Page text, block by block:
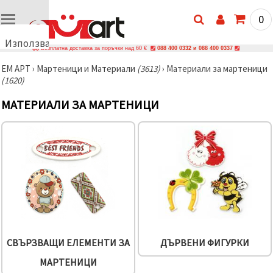
Използваме
🍪
Използваме
и подобни
технологии,
за да
правилната
работа на
подобрим
твоето
изживяване
и, с твое
съгласие,
трафика и
да
показваме
0
Безплатна доставка за поръчки над 60 € 088 400 0332 и 088 400 0337
ЕМ АРТ › Мартеници и Материали (3613)› Материали за мартеници
(1620)
МАТЕРИАЛИ ЗА МАРТЕНИЦИ
СВЪРЗВАЩИ ЕЛЕМЕНТИ ЗА
МАРТЕНИЦИ
ДЪРВЕНИ ФИГУРКИ